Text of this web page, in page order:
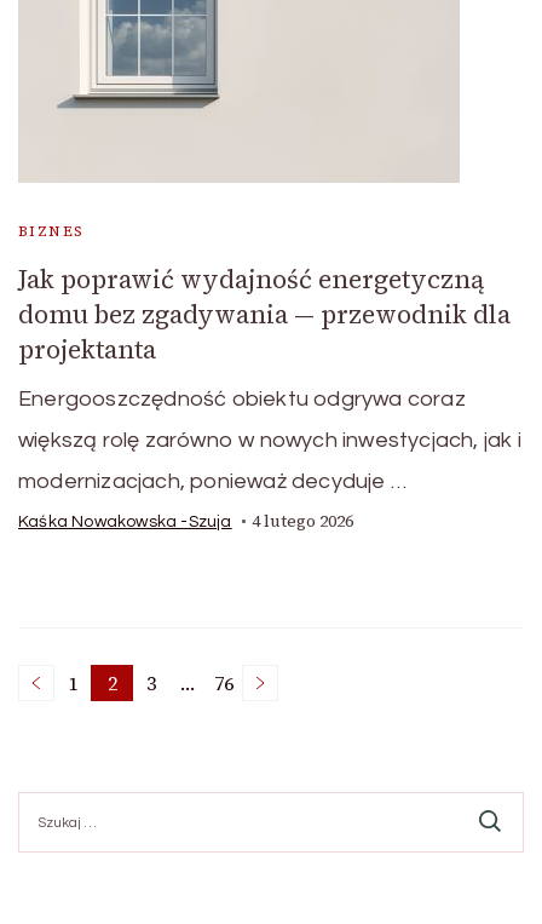
BIZNES
Jak poprawić wydajność energetyczną
domu bez zgadywania — przewodnik dla
projektanta
Energooszczędność obiektu odgrywa coraz
większą rolę zarówno w nowych inwestycjach, jak i
modernizacjach, ponieważ decyduje …
Kaśka Nowakowska -Szuja 4 lutego 2026
Stronicowanie
wpisów
Strona
1 Strona
2 Strona
3 … Strona
76